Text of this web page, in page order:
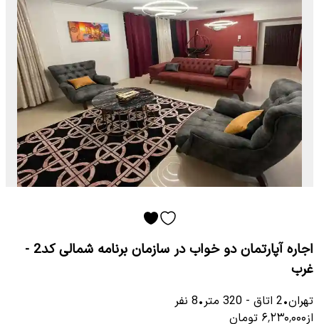
اجاره آپارتمان دو خواب در سازمان برنامه شمالی کد2 -
غرب
تهران•
2 اتاق -
320 متر•
8 نفر
از۶٬۲۳۰٬۰۰۰ تومان